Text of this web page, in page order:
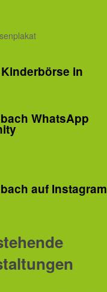
in
WhatsApp
auf Instagram